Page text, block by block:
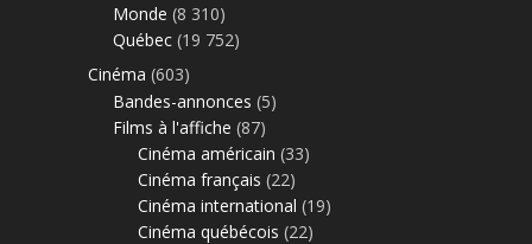
Monde (8 310)
Québec (19 752)
Cinéma (603)
Bandes-annonces (5)
Films à l'affiche (87)
Cinéma américain (33)
Cinéma français (22)
Cinéma international (19)
Cinéma québécois (22)